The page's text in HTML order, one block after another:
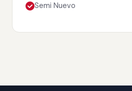
Semi Nuevo